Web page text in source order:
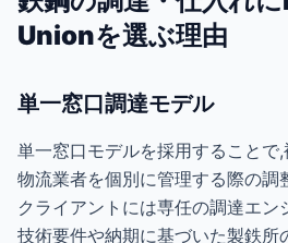
Unionを選ぶ理由
単一窓口調達モデル
単一窓口モデルを採用することで
物流業者を個別に管理する際の調
クライアントには専任の調達エン
技術要件や納期に基づいた製鉄所